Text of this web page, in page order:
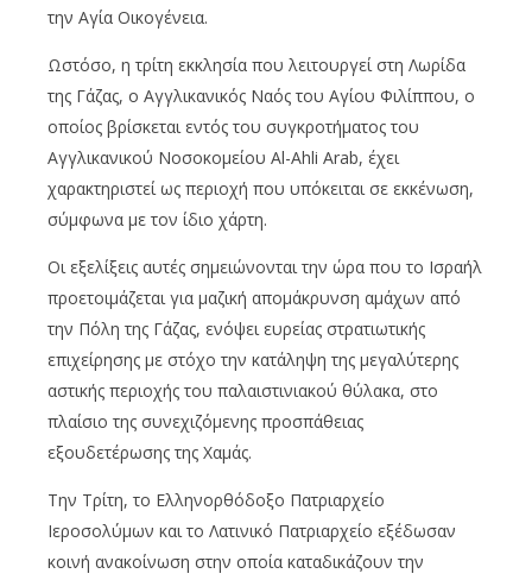
την Αγία Οικογένεια.
Ωστόσο, η τρίτη εκκλησία που λειτουργεί στη Λωρίδα
της Γάζας, ο Αγγλικανικός Ναός του Αγίου Φιλίππου, ο
οποίος βρίσκεται εντός του συγκροτήματος του
Αγγλικανικού Νοσοκομείου Al-Ahli Arab, έχει
χαρακτηριστεί ως περιοχή που υπόκειται σε εκκένωση,
σύμφωνα με τον ίδιο χάρτη.
Οι εξελίξεις αυτές σημειώνονται την ώρα που το Ισραήλ
προετοιμάζεται για μαζική απομάκρυνση αμάχων από
την Πόλη της Γάζας, ενόψει ευρείας στρατιωτικής
επιχείρησης με στόχο την κατάληψη της μεγαλύτερης
αστικής περιοχής του παλαιστινιακού θύλακα, στο
πλαίσιο της συνεχιζόμενης προσπάθειας
εξουδετέρωσης της Χαμάς.
Την Τρίτη, το Ελληνορθόδοξο Πατριαρχείο
Ιεροσολύμων και το Λατινικό Πατριαρχείο εξέδωσαν
κοινή ανακοίνωση στην οποία καταδικάζουν την